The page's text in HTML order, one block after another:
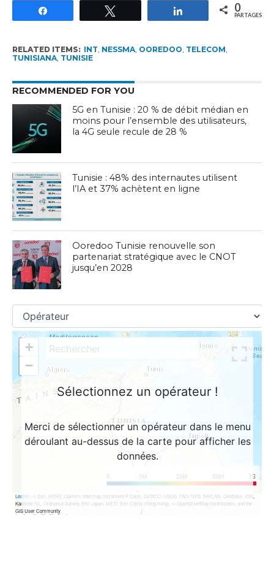
Partagez 0
PARTAGES
RELATED ITEMS: INT, NESSMA, OOREDOO, TELECOM,
TUNISIANA, TUNISIE
RECOMMENDED FOR YOU
5G en Tunisie : 20 % de débit médian en
moins pour l’ensemble des utilisateurs,
la 4G seule recule de 28 %
Tunisie : 48% des internautes utilisent
l’IA et 37% achètent en ligne
Ooredoo Tunisie renouvelle son
partenariat stratégique avec le CNOT
jusqu’en 2028